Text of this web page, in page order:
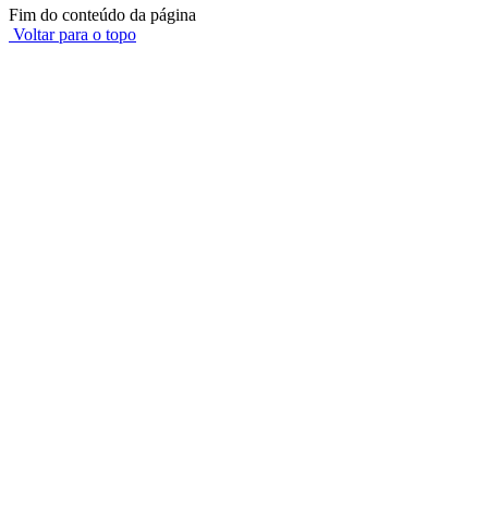
Fim do conteúdo da página
Voltar para o topo